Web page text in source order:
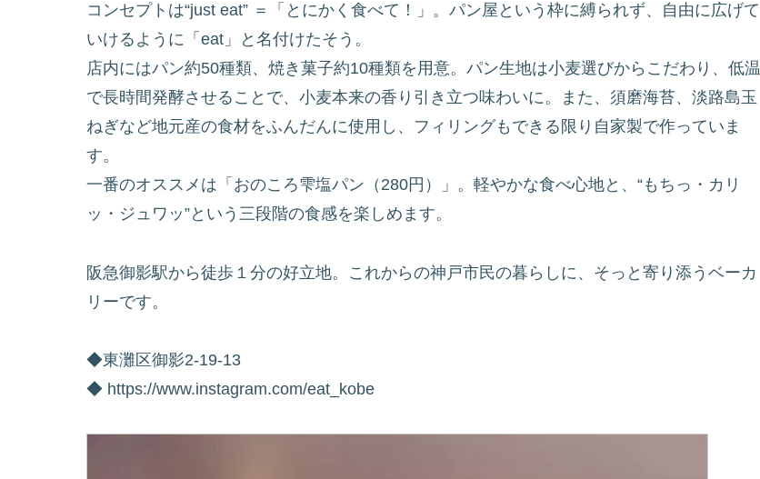
コンセプトは“just eat” ＝「とにかく食べて！」。パン屋という枠に縛られず、自由に広げて
いけるように「eat」と名付けたそう。
店内にはパン約50種類、焼き菓子約10種類を用意。パン生地は小麦選びからこだわり、低温
で長時間発酵させることで、小麦本来の香り引き立つ味わいに。また、須磨海苔、淡路島玉
ねぎなど地元産の食材をふんだんに使用し、フィリングもできる限り自家製で作っていま
す。
一番のオススメは「おのころ雫塩パン（280円）」。軽やかな食べ心地と、“もちっ・カリ
ッ・ジュワッ”という三段階の食感を楽しめます。
阪急御影駅から徒歩１分の好立地。これからの神戸市民の暮らしに、そっと寄り添うベーカ
リーです。
◆東灘区御影2-19-13
◆ https://www.instagram.com/eat_kobe